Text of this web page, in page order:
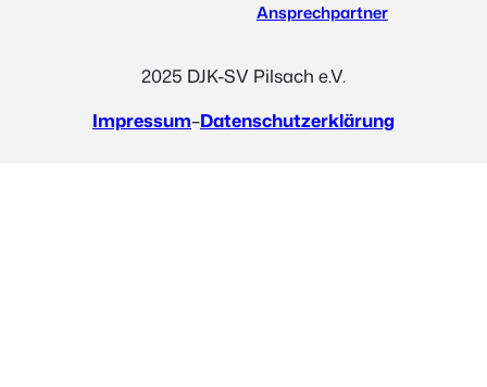
Ansprechpartner
2025 DJK-SV Pilsach e.V.
Impressum–Datenschutzerklärung